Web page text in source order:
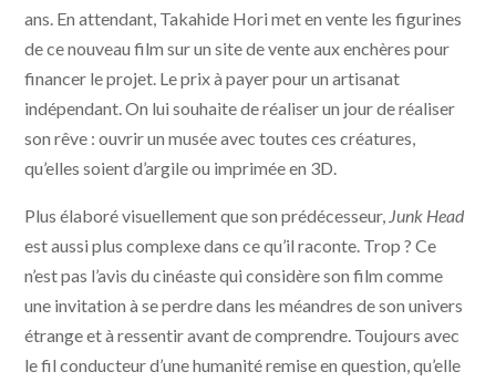
ans. En attendant, Takahide Hori met en vente les figurines
de ce nouveau film sur un site de vente aux enchères pour
financer le projet. Le prix à payer pour un artisanat
indépendant. On lui souhaite de réaliser un jour de réaliser
son rêve : ouvrir un musée avec toutes ces créatures,
qu’elles soient d’argile ou imprimée en 3D.
Plus élaboré visuellement que son prédécesseur, Junk Head
est aussi plus complexe dans ce qu’il raconte. Trop ? Ce
n’est pas l’avis du cinéaste qui considère son film comme
une invitation à se perdre dans les méandres de son univers
étrange et à ressentir avant de comprendre. Toujours avec
le fil conducteur d’une humanité remise en question, qu’elle